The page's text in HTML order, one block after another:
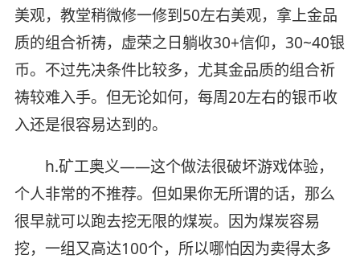
美观，教堂稍微修一修到50左右美观，拿上金品
质的组合祈祷，虚荣之日躺收30+信仰，30~40银
币。不过先决条件比较多，尤其金品质的组合祈
祷较难入手。但无论如何，每周20左右的银币收
入还是很容易达到的。
h.矿工奥义——这个做法很破坏游戏体验，
个人非常的不推荐。但如果你无所谓的话，那么
很早就可以跑去挖无限的煤炭。因为煤炭容易
挖，一组又高达100个，所以哪怕因为卖得太多